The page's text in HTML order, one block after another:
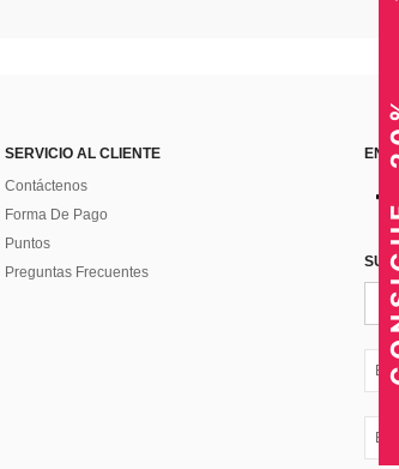
SERVICIO AL CLIENTE
Contáctenos
Forma De Pago
Puntos
Preguntas Frecuentes
EC
EC